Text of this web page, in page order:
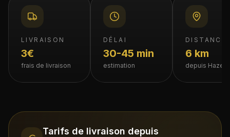
LIVRAISON
3€
frais de livraison
DÉLAI
30-45 min
estimation
DISTANCE
6 km
depuis
Tarifs de livraison depuis